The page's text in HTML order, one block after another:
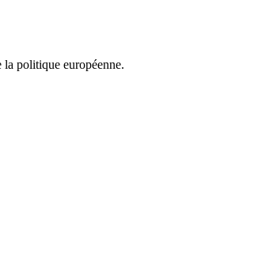
la politique européenne.